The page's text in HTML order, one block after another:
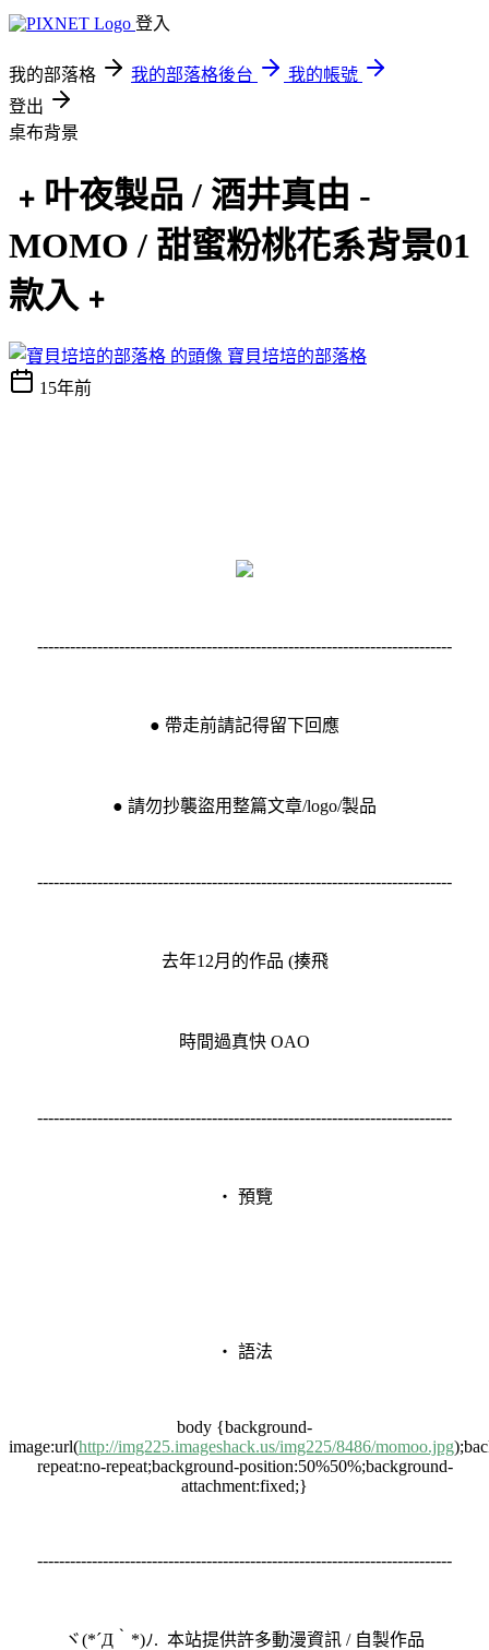
登入
我的部落格 我的部落格後台
我的帳號
登出
桌布背景
﹢叶夜製品 / 酒井真由 -
MOMO / 甜蜜粉桃花系背景01
款入﹢
寶貝培培的部落格
15年前
----------------------------------------------------------------------------
● 帶走前請記得留下回應
● 請勿抄襲盜用整篇文章/logo/製品
----------------------------------------------------------------------------
去年12月的作品 (揍飛
時間過真快 OAO
----------------------------------------------------------------------------
‧ 預覽
‧ 語法
body {background-
image:url(http://img225.imageshack.us/img225/8486/momoo.jpg
repeat:no-repeat;background-position:50%50%;background-
attachment:fixed;}
----------------------------------------------------------------------------
ヾ(*´Д｀*)ﾉ. 本站提供許多動漫資訊 / 自製作品